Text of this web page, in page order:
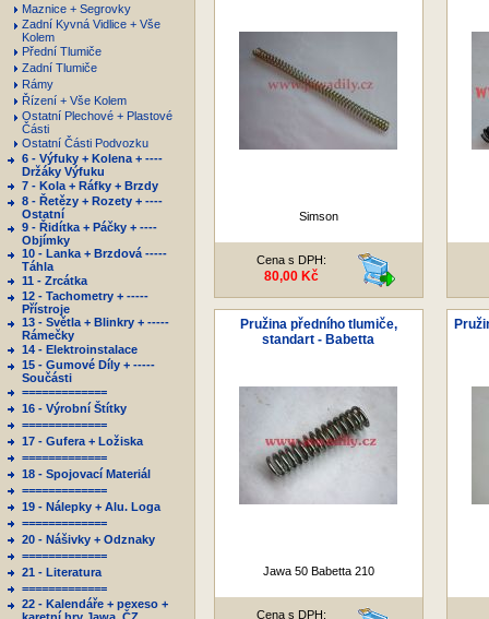
Maznice + Segrovky
Zadní Kyvná Vidlice + Vše
Kolem
Přední Tlumiče
Zadní Tlumiče
Rámy
Řízení + Vše Kolem
Ostatní Plechové + Plastové
Části
Ostatní Části Podvozku
6 - Výfuky + Kolena + ----
Držáky Výfuku
7 - Kola + Ráfky + Brzdy
8 - Řetězy + Rozety + ----
Ostatní
9 - Řidítka + Páčky + ----
Objímky
10 - Lanka + Brzdová -----
Táhla
11 - Zrcátka
12 - Tachometry + -----
Přístroje
13 - Světla + Blinkry + -----
Rámečky
14 - Elektroinstalace
15 - Gumové Díly + -----
Součásti
=============
16 - Výrobní Štítky
=============
17 - Gufera + Ložiska
=============
18 - Spojovací Materiál
=============
19 - Nálepky + Alu. Loga
=============
20 - Nášivky + Odznaky
=============
21 - Literatura
=============
22 - Kalendáře + pexeso +
Simson
Cena s DPH:
80,00 Kč
Pružina předního tlumiče,
standart - Babetta
Jawa 50 Babetta 210
Cena s DPH: